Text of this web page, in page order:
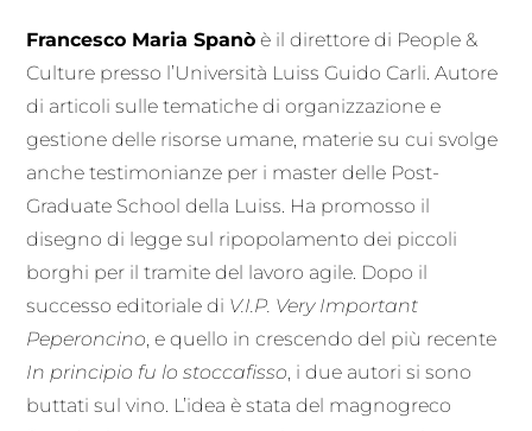
Francesco Maria Spanò è il direttore di People &
Culture presso l’Università Luiss Guido Carli. Autore
di articoli sulle tematiche di organizzazione e
gestione delle risorse umane, materie su cui svolge
anche testimonianze per i master delle Post-
Graduate School della Luiss. Ha promosso il
disegno di legge sul ripopolamento dei piccoli
borghi per il tramite del lavoro agile. Dopo il
successo editoriale di V.I.P. Very Important
Peperoncino, e quello in crescendo del più recente
In principio fu lo stoccafisso, i due autori si sono
buttati sul vino. L’idea è stata del magnogreco